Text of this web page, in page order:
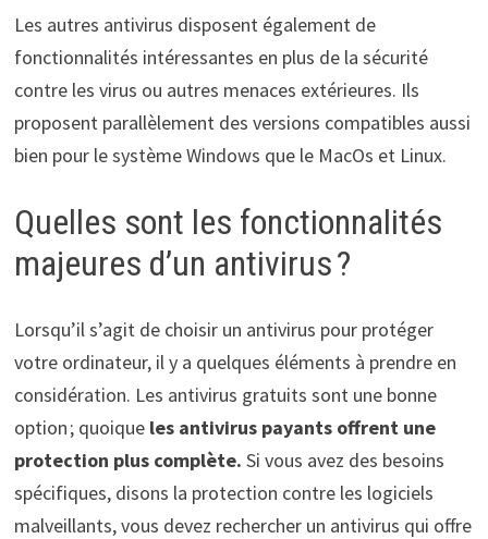
Les autres antivirus disposent également de
fonctionnalités intéressantes en plus de la sécurité
contre les virus ou autres menaces extérieures. Ils
proposent parallèlement des versions compatibles aussi
bien pour le système Windows que le MacOs et Linux.
Quelles sont les fonctionnalités
majeures d’un antivirus ?
Lorsqu’il s’agit de choisir un antivirus pour protéger
votre ordinateur, il y a quelques éléments à prendre en
considération. Les antivirus gratuits sont une bonne
option ; quoiqueles antivirus payants offrent une
protection plus complète. Si vous avez des besoins
spécifiques, disons la protection contre les logiciels
malveillants, vous devez rechercher un antivirus qui offre